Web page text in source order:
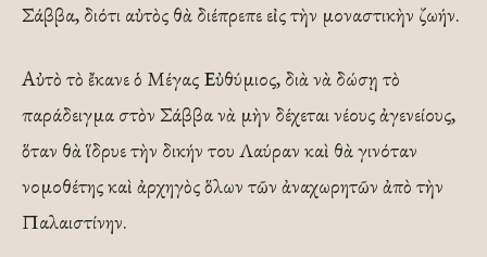
Σάββα, διότι αὐτὸς θὰ διέπρεπε εἰς τὴν μοναστικὴν ζωήν.
Αὐτὸ τὸ ἔκανε ὁ Μέγας Εὐθύμιος, διὰ νὰ δώσῃ τὸ
παράδειγμα στὸν Σάββα νὰ μὴν δέχεται νέους ἀγενείους,
ὅταν θὰ ἵδρυε τὴν δικήν του Λαύραν καὶ θὰ γινόταν
νομοθέτης καὶ ἀρχηγὸς ὅλων τῶν ἀναχωρητῶν ἀπὸ τὴν
Παλαιστίνην.